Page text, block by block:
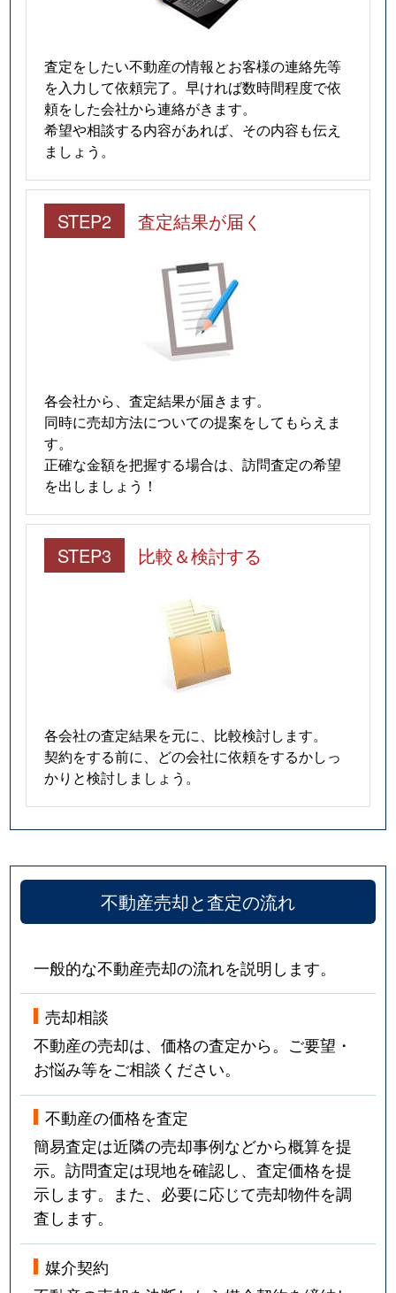
査定をしたい不動産の情報とお客様の連絡先等
を入力して依頼完了。早ければ数時間程度で依
頼をした会社から連絡がきます。
希望や相談する内容があれば、その内容も伝え
ましょう。
STEP2 査定結果が届く
各会社から、査定結果が届きます。
同時に売却方法についての提案をしてもらえま
す。
正確な金額を把握する場合は、訪問査定の希望
を出しましょう！
STEP3 比較＆検討する
各会社の査定結果を元に、比較検討します。
契約をする前に、どの会社に依頼をするかしっ
かりと検討しましょう。
不動産売却と査定の流れ
一般的な不動産売却の流れを説明します。
売却相談
不動産の売却は、価格の査定から。ご要望・
お悩み等をご相談ください。
不動産の価格を査定
簡易査定は近隣の売却事例などから概算を提
示。訪問査定は現地を確認し、査定価格を提
示します。また、必要に応じて売却物件を調
査します。
媒介契約